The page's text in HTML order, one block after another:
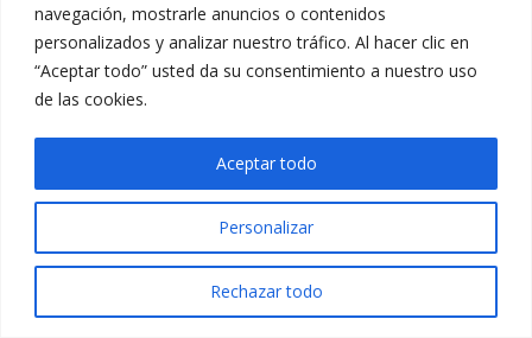
navegación, mostrarle anuncios o contenidos
personalizados y analizar nuestro tráfico. Al hacer clic en
“Aceptar todo” usted da su consentimiento a nuestro uso
de las cookies.
Personalizar
Rechazar todo
Aceptar todo